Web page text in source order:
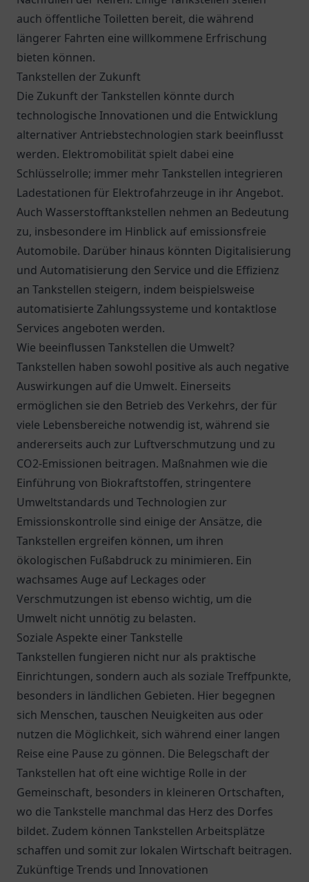
auch öffentliche Toiletten bereit, die während
längerer Fahrten eine willkommene Erfrischung
bieten können.
Tankstellen der Zukunft
Die Zukunft der Tankstellen könnte durch
technologische Innovationen und die Entwicklung
alternativer Antriebstechnologien stark beeinflusst
werden. Elektromobilität spielt dabei eine
Schlüsselrolle; immer mehr Tankstellen integrieren
Ladestationen für Elektrofahrzeuge in ihr Angebot.
Auch Wasserstofftankstellen nehmen an Bedeutung
zu, insbesondere im Hinblick auf emissionsfreie
Automobile. Darüber hinaus könnten Digitalisierung
und Automatisierung den Service und die Effizienz
an Tankstellen steigern, indem beispielsweise
automatisierte Zahlungssysteme und kontaktlose
Services angeboten werden.
Wie beeinflussen Tankstellen die Umwelt?
Tankstellen haben sowohl positive als auch negative
Auswirkungen auf die Umwelt. Einerseits
ermöglichen sie den Betrieb des Verkehrs, der für
viele Lebensbereiche notwendig ist, während sie
andererseits auch zur Luftverschmutzung und zu
CO2-Emissionen beitragen. Maßnahmen wie die
Einführung von Biokraftstoffen, stringentere
Umweltstandards und Technologien zur
Emissionskontrolle sind einige der Ansätze, die
Tankstellen ergreifen können, um ihren
ökologischen Fußabdruck zu minimieren. Ein
wachsames Auge auf Leckages oder
Verschmutzungen ist ebenso wichtig, um die
Umwelt nicht unnötig zu belasten.
Soziale Aspekte einer Tankstelle
Tankstellen fungieren nicht nur als praktische
Einrichtungen, sondern auch als soziale Treffpunkte,
besonders in ländlichen Gebieten. Hier begegnen
sich Menschen, tauschen Neuigkeiten aus oder
nutzen die Möglichkeit, sich während einer langen
Reise eine Pause zu gönnen. Die Belegschaft der
Tankstellen hat oft eine wichtige Rolle in der
Gemeinschaft, besonders in kleineren Ortschaften,
wo die Tankstelle manchmal das Herz des Dorfes
bildet. Zudem können Tankstellen Arbeitsplätze
schaffen und somit zur lokalen Wirtschaft beitragen.
Zukünftige Trends und Innovationen